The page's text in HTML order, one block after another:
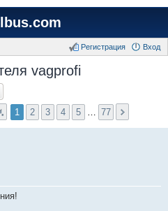
Вход
Регистрация
vagprofi
1 2 3 4 5 77